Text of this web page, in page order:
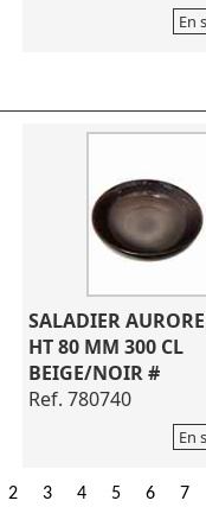
En
SALADIER
HT 80 MM 300 CL
BEIGE/NOIR #
Ref. 780740
En
2 3 4 5 6 7